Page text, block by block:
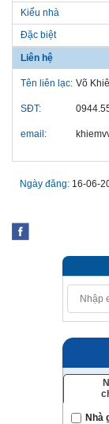
Kiểu nhà
Đặc biệt
Liên hệ
Tên liên lạc: Võ
SĐT:
email:
Ngày đăng: 16-06-
Nhà